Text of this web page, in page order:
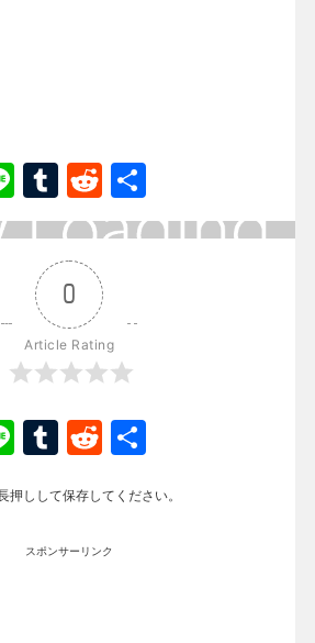
LineTumblr
Reddit
有
0
Article Rating
LineTumblr
Reddit
押しして保存してください。
スポンサーリンク